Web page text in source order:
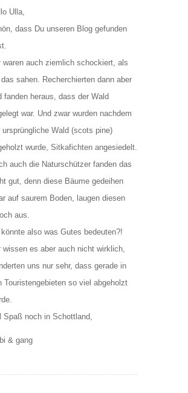
Ulla,
dass Du unseren Blog gefunden
waren auch ziemlich schockiert, als
sahen. Recherchierten dann aber
fanden heraus, dass der Wald
war. Und zwar wurden nachdem
ursprüngliche Wald (scots pine)
wurde, Sitkafichten angesiedelt.
auch die Naturschützer fanden das
gut, denn diese Bäume gedeihen
auf saurem Boden, laugen diesen
aus.
könnte also was Gutes bedeuten?!
wissen es aber auch nicht wirklich,
uns nur sehr, dass gerade in
Touristengebieten so viel abgeholzt
Spaß noch in Schottland,
& gang